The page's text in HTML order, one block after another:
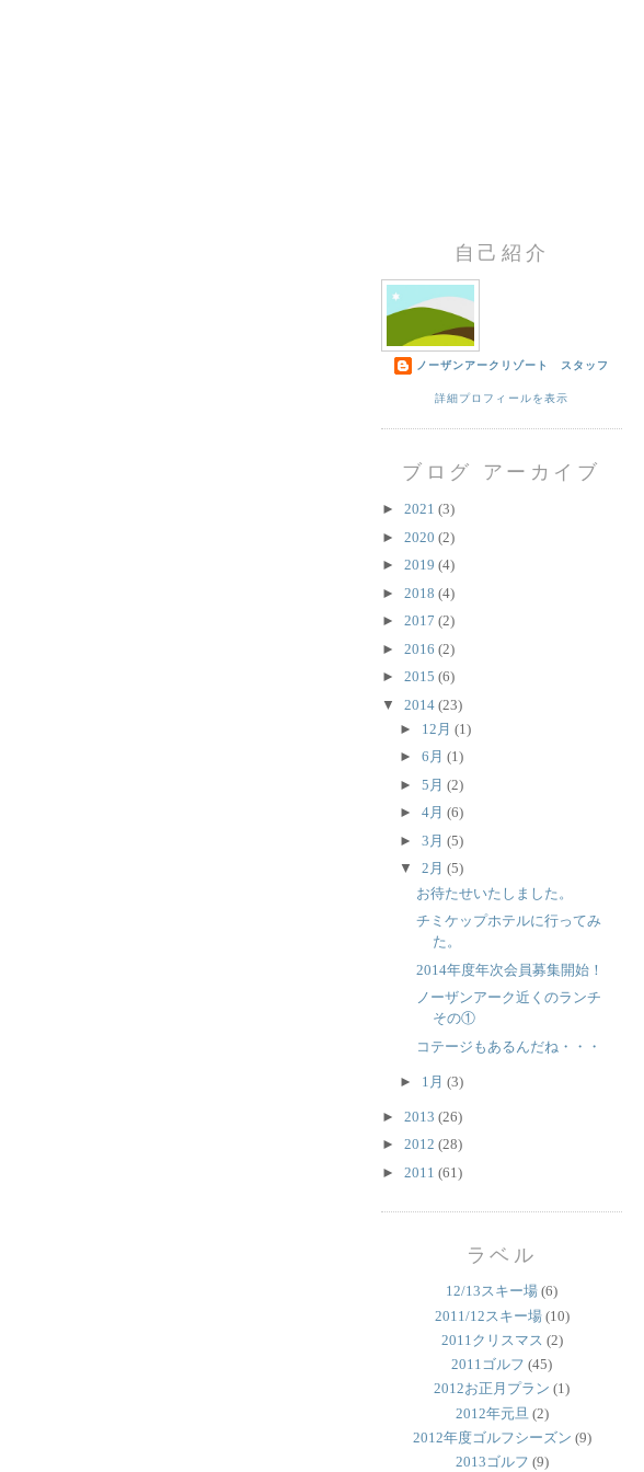
自己紹介
ノーザンアークリゾート スタッフ
詳細プロフィールを表示
ブログ アーカイブ
► 2021 (3)
► 2020 (2)
► 2019 (4)
► 2018 (4)
► 2017 (2)
► 2016 (2)
► 2015 (6)
▼ 2014 (23)
► 12月 (1)
► 6月 (1)
► 5月 (2)
► 4月 (6)
► 3月 (5)
▼ 2月 (5)
お待たせいたしました。
チミケップホテルに行ってみ
た。
2014年度年次会員募集開始！
ノーザンアーク近くのランチ
その①
コテージもあるんだね・・・
► 1月 (3)
► 2013 (26)
► 2012 (28)
► 2011 (61)
ラベル
12/13スキー場 (6)
2011/12スキー場 (10)
2011クリスマス (2)
2011ゴルフ (45)
2012お正月プラン (1)
2012年元旦 (2)
2012年度ゴルフシーズン (9)
2013ゴルフ (9)